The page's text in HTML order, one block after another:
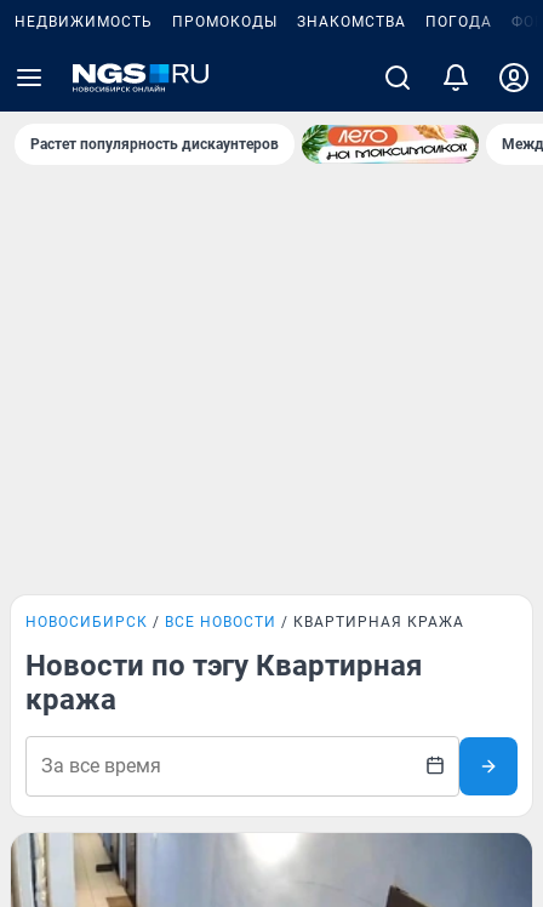
НЕДВИЖИМОСТЬ ПРОМОКОДЫ ЗНАКОМСТВА ПОГОДА
Растет популярность дискаунтеров
НОВОСИБИРСК ВСЕ НОВОСТИ КВАРТИРНАЯ КРАЖА
Новости по тэгу Квартирная
кража